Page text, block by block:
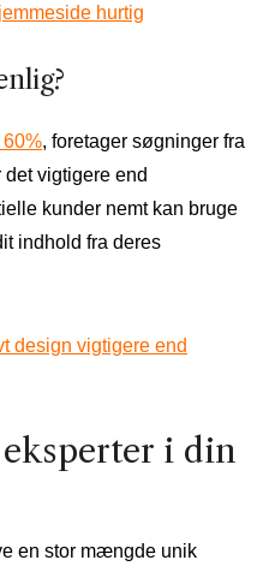
hurtig
60%, foretager søgninger fra
vigtigere end
kunder nemt kan bruge
indhold fra deres
design vigtigere end
i din
en stor mængde unik